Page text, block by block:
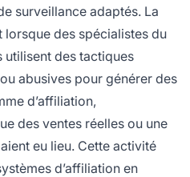
surveillance adaptés. La
lorsque des spécialistes du
utilisent des tactiques
abusives pour générer des
d’affiliation,
des ventes réelles ou une
eu lieu. Cette activité
d’affiliation en